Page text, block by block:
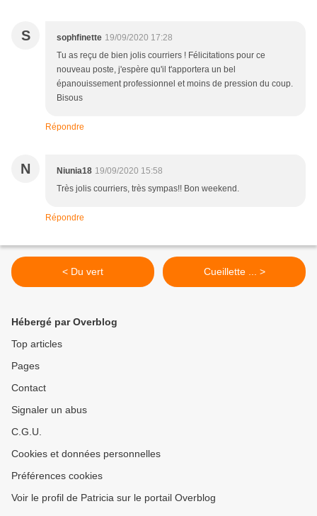
S sophfinette 19/09/2020 17:28
Tu as reçu de bien jolis courriers ! Félicitations pour ce
nouveau poste, j'espère qu'il t'apportera un bel
épanouissement professionnel et moins de pression du coup.
Bisous
Répondre
N Niunia18 19/09/2020 15:58
Très jolis courriers, très sympas!! Bon weekend.
Répondre
< Du vert Cueillette ... >
Hébergé par Overblog
Top articles
Pages
Contact
Signaler un abus
C.G.U.
Cookies et données personnelles
Préférences cookies
Voir le profil de Patricia sur le portail Overblog